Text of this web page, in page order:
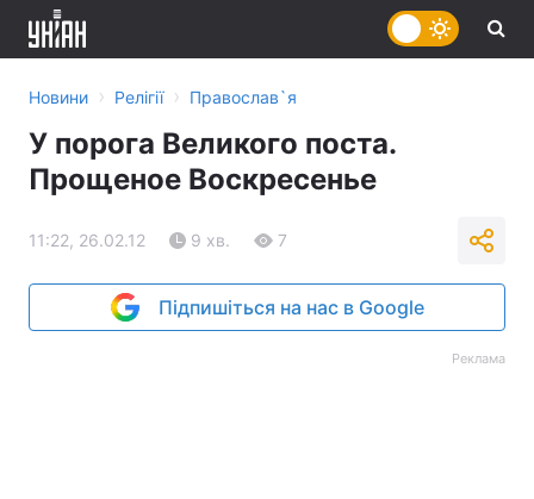
Новини › Релігії › Православ`я
У порога Великого поста.
Прощеное Воскресенье
11:22, 26.02.12 9 хв. 7
Підпишіться на нас в Google
Реклама